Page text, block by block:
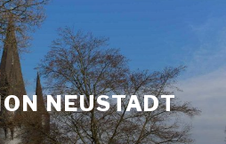
NEUSTADT